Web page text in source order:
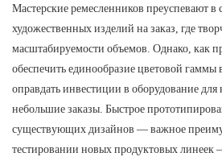
Мастерские ремесленников преуспевают
художественных изделий на заказ, где
масштабируемости объемов. Однако, как
обеспечить единообразие цветовой
оправдать инвестиции в оборудование для
небольшие заказы. Быстрое
существующих дизайнов — важное
тестировании новых продуктовых линеек